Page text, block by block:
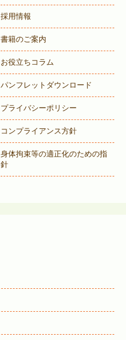
採用情報
書籍のご案内
お役立ちコラム
パンフレットダウンロード
プライバシーポリシー
コンプライアンス方針
身体拘束等の適正化のための指
針